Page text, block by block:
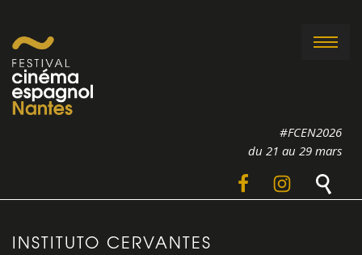
#FCEN2026
du 21 au 29 mars
INSTITUTO CERVANTES